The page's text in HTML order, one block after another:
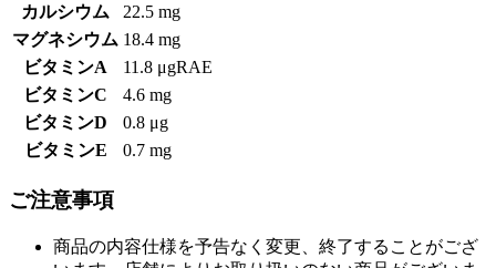
カルシウム
22.5 mg
マグネシウム 18.4 mg
ビタミンA
11.8 μgRAE
ビタミンC
4.6 mg
ビタミンD
0.8 μg
ビタミンE
0.7 mg
ご注意事項
商品の内容仕様を予告なく変更、終了することがござ